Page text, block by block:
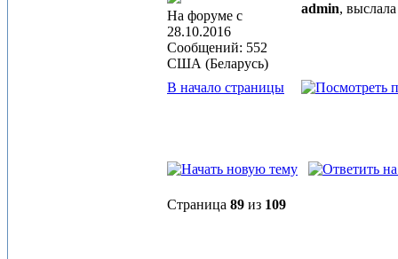
На форуме с
28.10.2016
Сообщений: 552
США (Беларусь)
admin,
В начало страницы
Страница 89 из 109